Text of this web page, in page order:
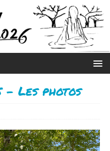
– Les photos